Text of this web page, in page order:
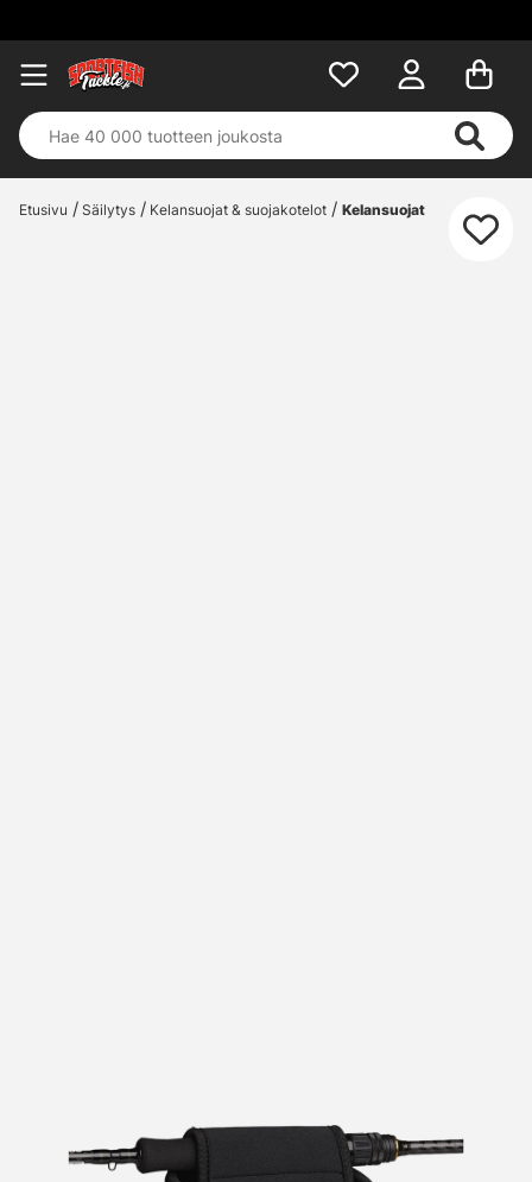
Etusivu Säilytys Kelansuojat & suojakotelot Kelansuojat